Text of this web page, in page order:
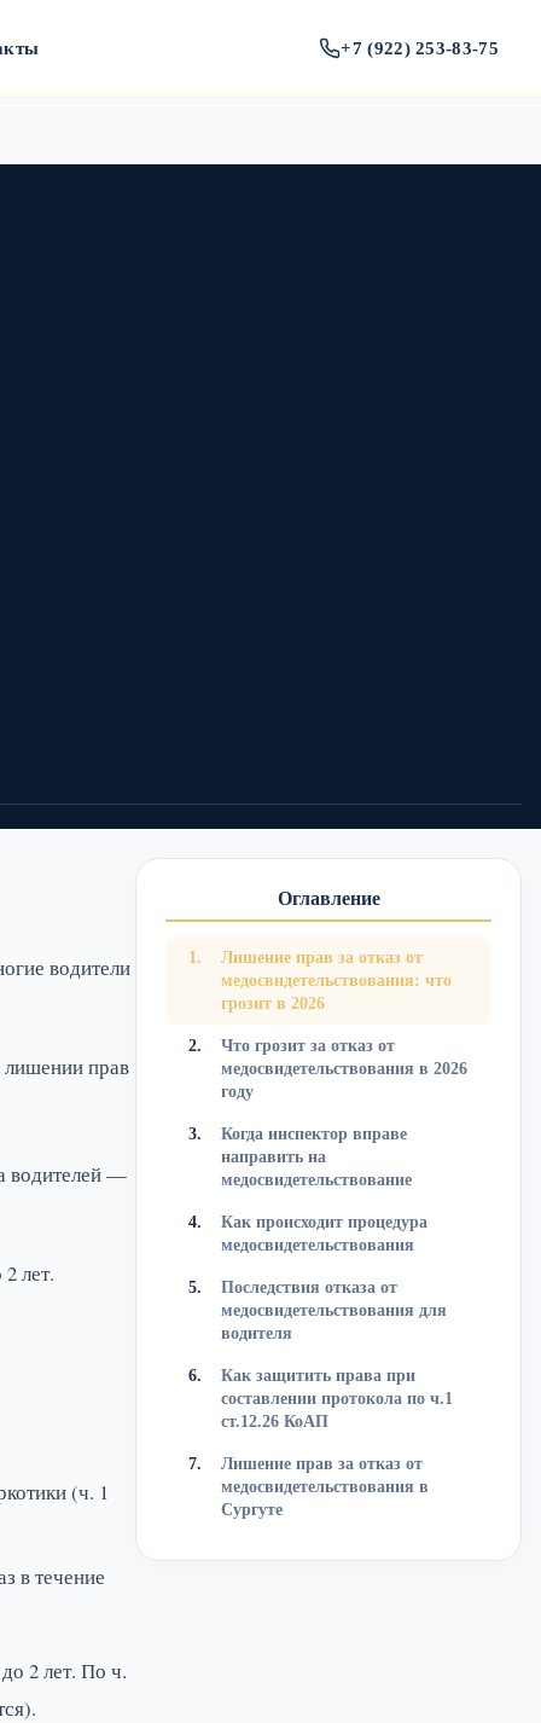
+7 (922) 253-83-75
0 0 Поделиться:
водители
лишении прав
водителей —
лет.
(ч. 1
в течение
2 лет. По ч.
Оглавление
Лишение прав за отказ от
медосвидетельствования: что
грозит в 2026
Что грозит за отказ от
медосвидетельствования в 2026
году
Когда инспектор вправе
направить на
медосвидетельствование
Как происходит процедура
медосвидетельствования
Последствия отказа от
медосвидетельствования для
водителя
Как защитить права при
составлении протокола по ч.1
ст.12.26 КоАП
Лишение прав за отказ от
медосвидетельствования в
Сургуте